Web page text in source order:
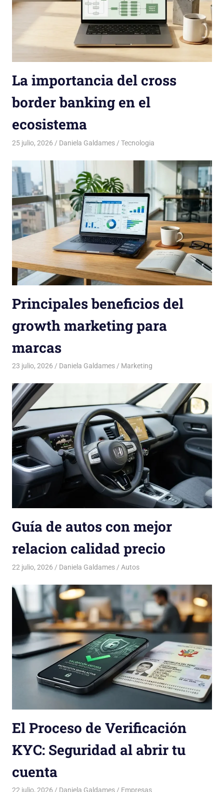
La importancia del cross
border banking en el
ecosistema
25 julio, 2026 Daniela Galdames Tecnologia
Principales beneficios del
growth marketing para
marcas
23 julio, 2026 Daniela Galdames Marketing
Guía de autos con mejor
relacion calidad precio
22 julio, 2026 Daniela Galdames Autos
El Proceso de Verificación
KYC: Seguridad al abrir tu
cuenta
22 julio, 2026 Daniela Galdames Empresas